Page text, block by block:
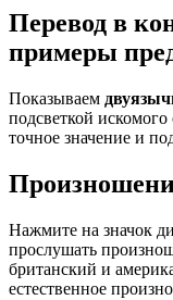
Перевод в
примеры
Показываем
подсветкой
точное значение и
Нажмите на значок
прослушать
британский и
естественное